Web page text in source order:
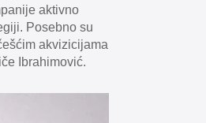
aktivno
Posebno su
akvizicijama
Ibrahimović.